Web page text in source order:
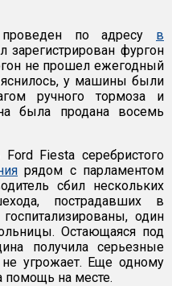
по адресу в
зарегистрирован фургон
не прошел ежегодный
у машины были
ручного тормоза и
была продана восемь
Fiesta серебристого
рядом с парламентом
сбил нескольких
пострадавших в
один
Остающаяся под
получила серьезные
угрожает. Еще одному
помощь на месте.